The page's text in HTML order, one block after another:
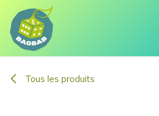
Se rendre au contenu
Tous les produits